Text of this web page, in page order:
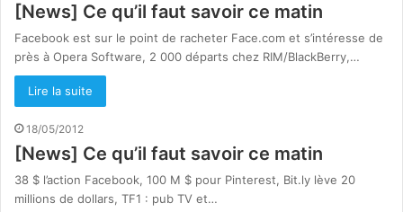
[News] Ce qu’il faut savoir ce matin
Facebook est sur le point de racheter Face.com et s’intéresse de
près à Opera Software, 2 000 départs chez RIM/BlackBerry,…
Lire la suite
18/05/2012
[News] Ce qu’il faut savoir ce matin
38 $ l’action Facebook, 100 M $ pour Pinterest, Bit.ly lève 20
millions de dollars, TF1 : pub TV et…